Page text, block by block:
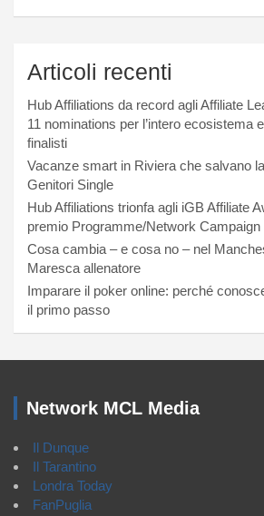
Articoli recenti
Hub Affiliations da record agli Affiliate
11 nominations per l’intero ecosistema
finalisti
Vacanze smart in Riviera che salvano
Genitori Single
Hub Affiliations trionfa agli iGB Affiliate
premio Programme/Network Campaign
Cosa cambia – e cosa no – nel
Maresca allenatore
Imparare il poker online: perché
il primo passo
Network MCL Media
Il Dunque
Il Tarantino
Londra Today
FanPuglia